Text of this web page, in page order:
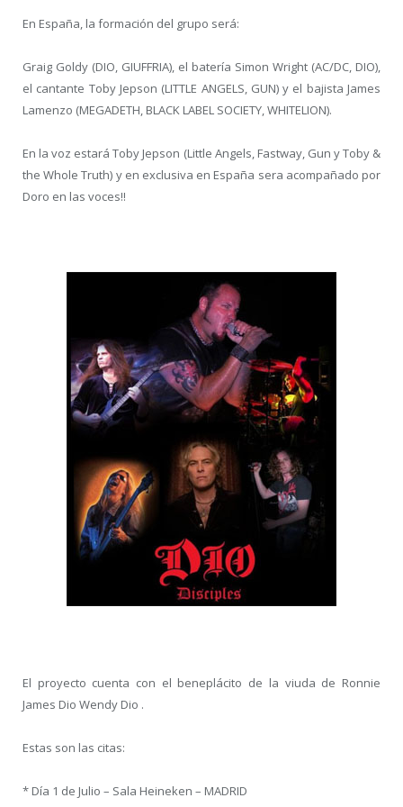
En España, la formación del grupo será:
Graig Goldy (DIO, GIUFFRIA), el batería Simon Wright (AC/DC, DIO),
el cantante Toby Jepson (LITTLE ANGELS, GUN) y el bajista James
Lamenzo (MEGADETH, BLACK LABEL SOCIETY, WHITELION).
En la voz estará Toby Jepson (Little Angels, Fastway, Gun y Toby &
the Whole Truth) y en exclusiva en España sera acompañado por
Doro en las voces!!
El proyecto cuenta con el beneplácito de la viuda de Ronnie
James Dio Wendy Dio .
Estas son las citas:
* Día 1 de Julio – Sala Heineken – MADRID